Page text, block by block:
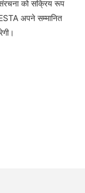
को सक्रिय रूप
अपने सम्मानित